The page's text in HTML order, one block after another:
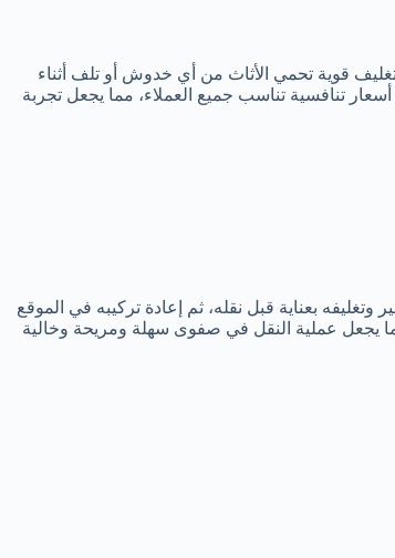
قوية تحمي الأثاث من أي خدوش أو تلف أثناء
تنافسية تناسب جميع العملاء، مما يجعل تجربة
بعناية قبل نقله، ثم إعادة تركيبه في الموقع
يجعل عملية النقل في صفوى سهلة ومريحة وخالية